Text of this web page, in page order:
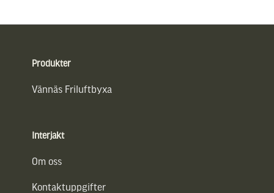
Produkter
Vännäs Friluftbyxa
Interjakt
Om oss
Kontaktuppgifter